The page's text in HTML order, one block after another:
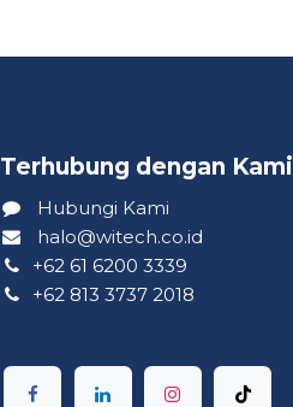
Terhubung dengan Kami ​
Hubungi Kami
halo@witech.co.id
+62 61 6200 3339
+62 813 3737 2018